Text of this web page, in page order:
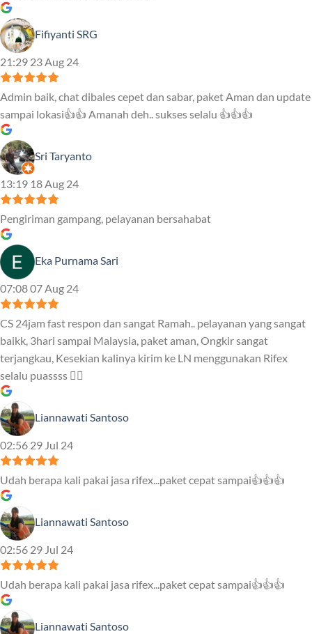
Fifiyanti SRG
21:29 23 Aug 24
Admin baik, chat dibales cepet dan sabar, paket Aman dan update
sampai lokasi👍👍 Amanah deh.. sukses selalu 👍👍👍
Sri Taryanto
13:19 18 Aug 24
Pengiriman gampang, pelayanan bersahabat
Eka Purnama Sari
07:08 07 Aug 24
CS 24jam fast respon dan sangat Ramah.. pelayanan yang sangat
baikk, 3hari sampai Malaysia, paket aman, Ongkir sangat
terjangkau, Kesekian kalinya kirim ke LN menggunakan Rifex
selalu puassss ❤️‍🔥
Liannawati Santoso
02:56 29 Jul 24
Udah berapa kali pakai jasa rifex...paket cepat sampai👍👍👍
Liannawati Santoso
02:56 29 Jul 24
Udah berapa kali pakai jasa rifex...paket cepat sampai👍👍👍
Liannawati Santoso